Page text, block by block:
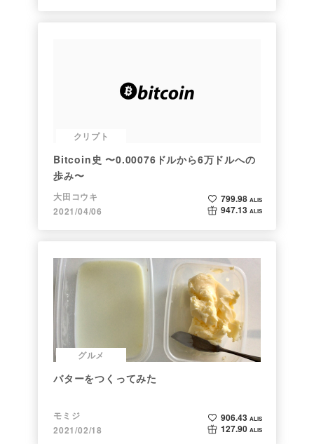
クリプト
Bitcoin史 〜0.00076ドルから6万ドルへの
歩み〜
大田コウキ
2021/04/06
799.98 ALIS
947.13 ALIS
グルメ
バターをつくってみた
モミジ
2021/02/18
906.43 ALIS
127.90 ALIS